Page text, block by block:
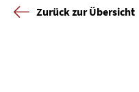
Zurück zur Übersicht